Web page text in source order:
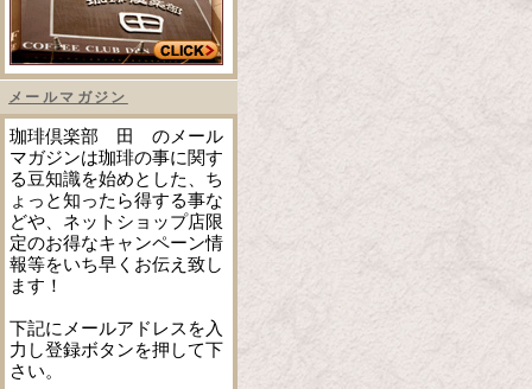
メールマガジン
珈琲倶楽部 田 のメール
マガジンは珈琲の事に関す
る豆知識を始めとした、ち
ょっと知ったら得する事な
どや、ネットショップ店限
定のお得なキャンペーン情
報等をいち早くお伝え致し
ます！
下記にメールアドレスを入
力し登録ボタンを押して下
さい。